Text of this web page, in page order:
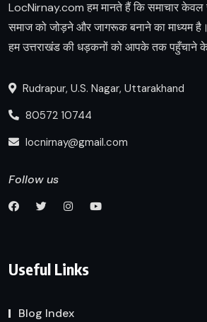
LocNirnay.com हम मानते हैं कि समाचार केवल
समाज को जोड़ने और जागरूक बनाने का माध्यम
हम उत्तराखंड की धड़कनों को आपके तक पहुँचाने के
Rudrapur, U.S. Nagar, Uttarakhand
80572 10744
locnirnay@gmail.com
Follow us
Useful Links
Blog Index